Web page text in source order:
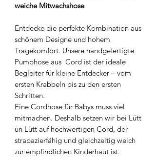
weiche Mitwachshose
Entdecke die perfekte Kombination aus
schönem Designe und hohem
Tragekomfort. Unsere handgefertigte
Pumphose aus Cord ist der ideale
Begleiter für kleine Entdecker – vom
ersten Krabbeln bis zu den ersten
Schritten.
Eine Cordhose für Babys muss viel
mitmachen. Deshalb setzen wir bei Lütt
un Lütt auf hochwertigen Cord, der
strapazierfähig und gleichzeitig weich
zur empfindlichen Kinderhaut ist.